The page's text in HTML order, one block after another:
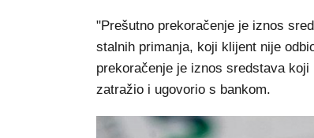
"Prešutno prekoračenje je iznos
stalnih primanja, koji klijent nije
prekoračenje je iznos sredstava
zatražio i ugovorio s bankom.